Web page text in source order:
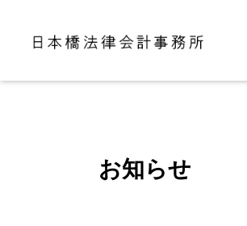
お知らせ